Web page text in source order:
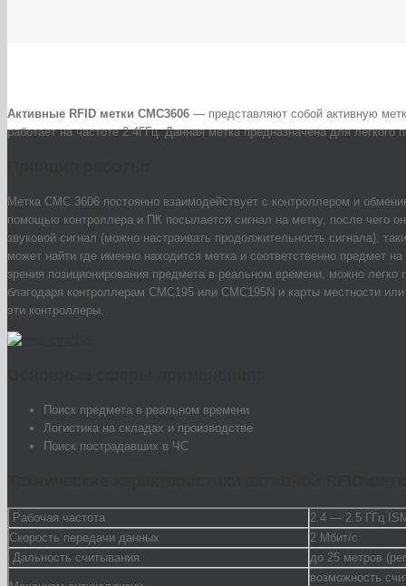
Активные RFID метки CMC3606 — представляют собой активную
работает на частоте 2.4ГГц. Данная метка предназначена для легкого
Метка CMC 3606 постоянно взаимодействует с контроллером и
помощью контроллера и ПК посылается сигнал на метку, после чего
звуковой сигнал (можно настраивать продолжительность сигнала),
может найти где именно находится метка и соответственно предмет
зрения позиционирования предмета в реальном времени, можно легко
благодаря контроллерам CMC195 или CMC195N и карты местности
эти контроллеры.
Поиск предмета в реальном времени
Логистика на складах и производстве
Поиск пострадавших в ЧС
Рабочая частота
2.4 — 2.5 ГГц
Скорость передачи данных
2 Мбит/с
Дальность считывания
до 25 метров
возможность